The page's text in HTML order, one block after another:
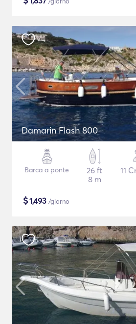
Damarin Flash 800
Barca a ponte
26 ft
8 m
11
$1,493 /giorno